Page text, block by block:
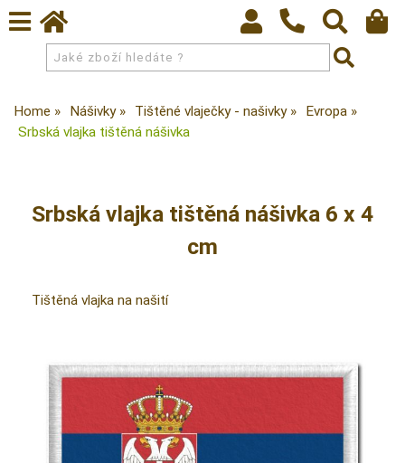
Home Nášivky Tištěné vlaječky - našivky
Evropa
Srbská vlajka tištěná nášivka
Srbská vlajka tištěná nášivka 6 x 4
cm
Tištěná vlajka na našití